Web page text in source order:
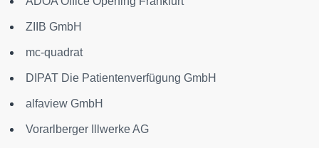
ZIIB GmbH
mc-quadrat
DIPAT Die Patientenverfügung GmbH
alfaview GmbH
Vorarlberger Illwerke AG